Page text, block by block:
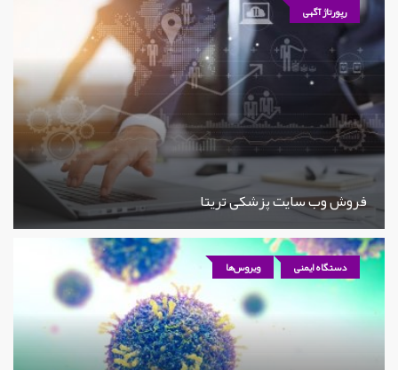
رپورتاژ آگهی
فروش وب سایت پزشکی تریتا
دستگاه ایمنی ویروس‌ها